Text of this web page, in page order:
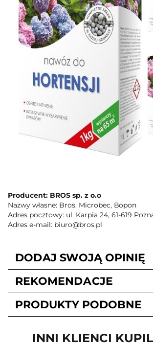
Producent: BROS sp. z o.o
Nazwy własne: Bros, Microbec, Bopon
Adres pocztowy: ul. Karpia 24, 61-619
Adres e-mail: biuro@bros.pl
DODAJ SWOJĄ OPINIĘ
REKOMENDACJE
PRODUKTY PODOBNE
INNI KLIENCI